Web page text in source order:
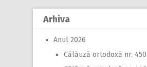
Arhiva
Anul 2026
Călăuză ortodoxă nr. 450